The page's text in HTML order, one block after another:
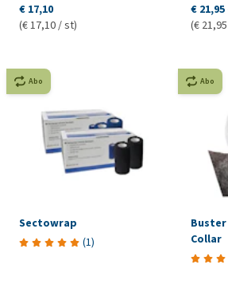
€ 17,10
(€ 17,10 / st)
€ 21,95
(€
Abo
Sectowrap
(1)
Abo
Collar